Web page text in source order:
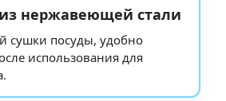
нержавеющей стали
сушки посуды, удобно
использования для